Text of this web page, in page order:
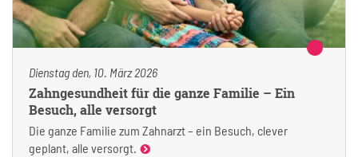
Dienstag den, 10. März 2026
Zahngesundheit für die ganze Familie – Ein
Besuch, alle versorgt
Die ganze Familie zum Zahnarzt – ein Besuch, clever
geplant, alle versorgt.